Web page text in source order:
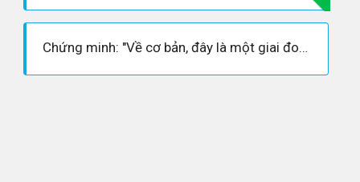
Chứng minh: "Về cơ bản, đây là một giai đoạn văn học sáng ngời tinh thần nhân đạo chủ nghĩa,.."